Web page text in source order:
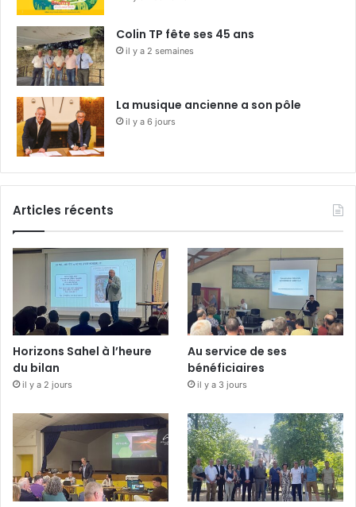
Colin TP fête ses 45 ans
il y a 2 semaines
La musique ancienne a son pôle
il y a 6 jours
Articles récents
Horizons Sahel à l’heure
du bilan
il y a 2 jours
Au service de ses
bénéficiaires
il y a 3 jours